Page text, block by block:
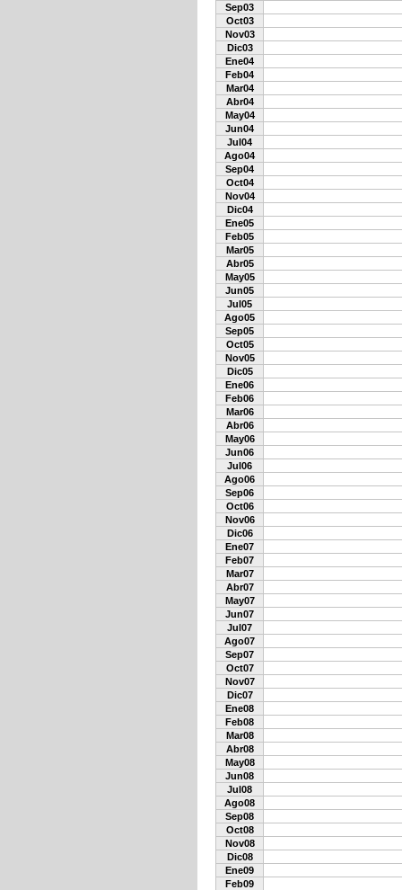
Sep03
Oct03
Nov03
Dic03
Ene04
Feb04
Mar04
Abr04
May04
Jun04
Jul04
Ago04
Sep04
Oct04
Nov04
Dic04
Ene05
Feb05
Mar05
Abr05
May05
Jun05
Jul05
Ago05
Sep05
Oct05
Nov05
Dic05
Ene06
Feb06
Mar06
Abr06
May06
Jun06
Jul06
Ago06
Sep06
Oct06
Nov06
Dic06
Ene07
Feb07
Mar07
Abr07
May07
Jun07
Jul07
Ago07
Sep07
Oct07
Nov07
Dic07
Ene08
Feb08
Mar08
Abr08
May08
Jun08
Jul08
Ago08
Sep08
Oct08
Nov08
Dic08
Ene09
Feb09